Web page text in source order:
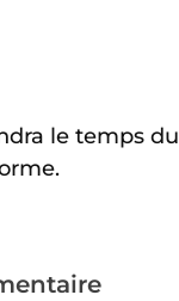
le temps